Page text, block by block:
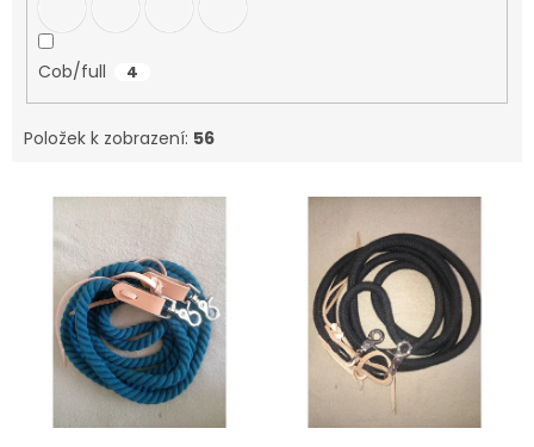
Cob/full 4
Položek k zobrazení: 56